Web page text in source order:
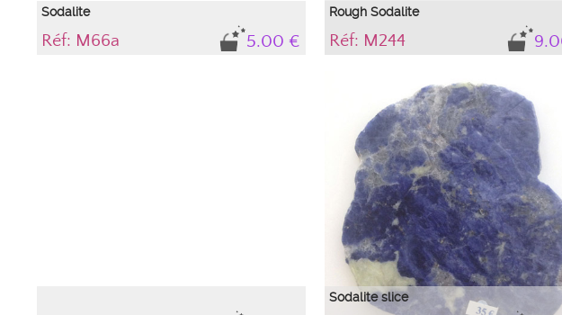
Sodalite
5.00 €
Réf: M66a
Rough Sodalite
Réf: M244
Sodalite slice